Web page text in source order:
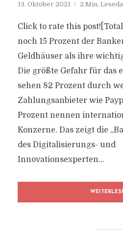
13. Oktober 2021 2 Min.
Click to rate this
noch 15 Prozent der
Geldhäuser als ihre
Die größte Gefahr für das
sehen 82 Prozent durch
Zahlungsanbieter wie
Prozent nennen
Konzerne. Das zeigt die
des Digitalisierungs- und
Innovationsexperten...